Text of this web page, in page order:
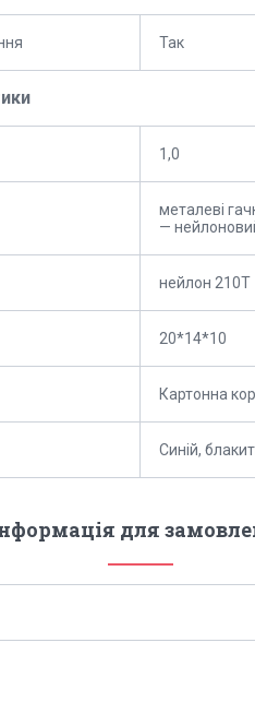
Так
1,0
металеві
—
нейлон 210Т
20*14*10
Картонна
Синій,
для